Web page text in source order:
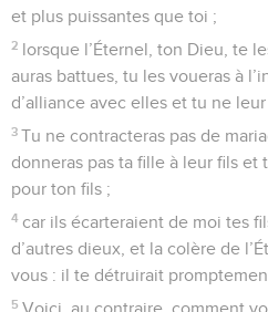
et plus puissantes que toi ;
2 lorsque l’Éternel, ton Dieu, te
auras battues, tu les voueras à
d’alliance avec elles et tu ne leur
3 Tu ne contracteras pas de
donneras pas ta fille à leur fils et
pour ton fils ;
4 car ils écarteraient de moi tes
d’autres dieux, et la colère de
vous : il te détruirait
5 Voici, au contraire, comment